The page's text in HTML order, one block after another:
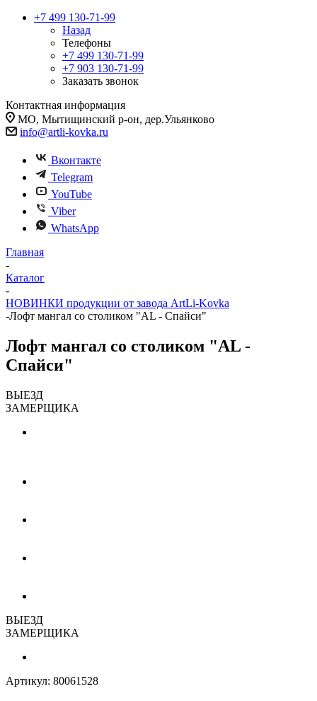
+7 499 130-71-99
Назад
Телефоны
+7 499 130-71-99
+7 903 130-71-99
Заказать звонок
Контактная информация
МО, Мытищинский р-он, дер.Ульянково
info@artli-kovka.ru
Вконтакте
Telegram
YouTube
Viber
WhatsApp
Главная
-
Каталог
-
НОВИНКИ продукции от завода ArtLi-Kovka
-Лофт мангал со столиком "AL - Спайси"
Лофт мангал со столиком "AL -
Спайси"
ВЫЕЗД
ЗАМЕРЩИКА
ВЫЕЗД
ЗАМЕРЩИКА
Артикул: 80061528